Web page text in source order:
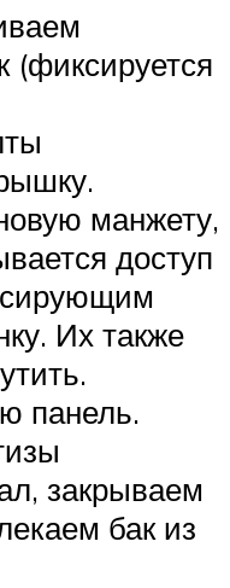
(фиксируется
манжету,
доступ
Их также
панель.
закрываем
бак из